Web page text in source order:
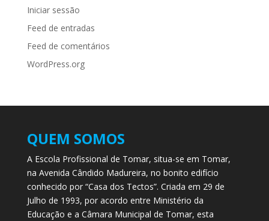
Iniciar sessão
Feed de entradas
Feed de comentários
WordPress.org
QUEM SOMOS
A Escola Profissional de Tomar, situa-se em Tomar,
na Avenida Cândido Madureira, no bonito edifício
conhecido por “Casa dos Tectos”. Criada em 29 de
Julho de 1993, por acordo entre Ministério da
Educação e a Câmara Municipal de Tomar, esta